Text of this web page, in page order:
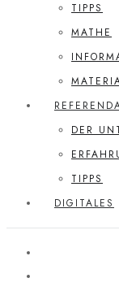
TIPPS
MATHE
DER
TIPPS
DIGITALES